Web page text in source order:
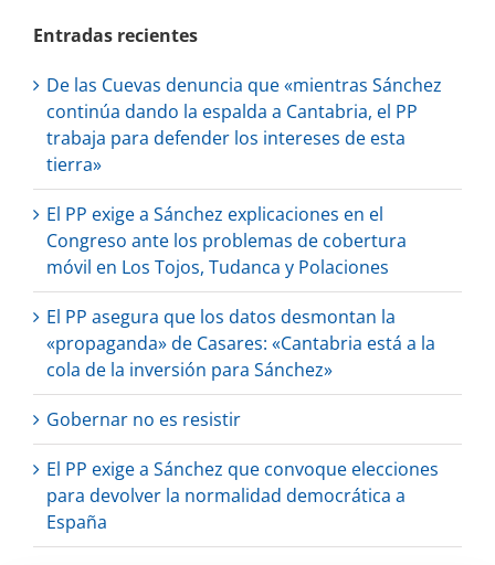
Entradas recientes
De las Cuevas denuncia que «mientras Sánchez
continúa dando la espalda a Cantabria, el PP
trabaja para defender los intereses de esta
tierra»
El PP exige a Sánchez explicaciones en el
Congreso ante los problemas de cobertura
móvil en Los Tojos, Tudanca y Polaciones
El PP asegura que los datos desmontan la
«propaganda» de Casares: «Cantabria está a la
cola de la inversión para Sánchez»
Gobernar no es resistir
El PP exige a Sánchez que convoque elecciones
para devolver la normalidad democrática a
España